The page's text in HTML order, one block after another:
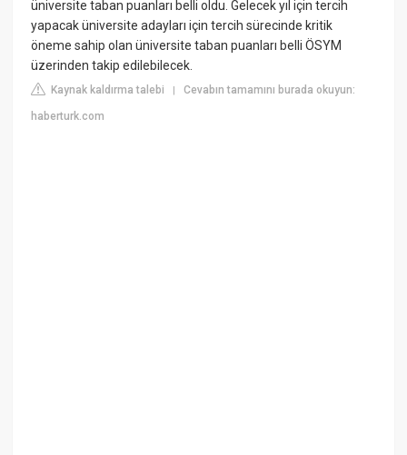
üniversite taban puanları belli oldu. Gelecek yıl için tercih
yapacak üniversite adayları için tercih sürecinde kritik
öneme sahip olan üniversite taban puanları belli ÖSYM
üzerinden takip edilebilecek.
Kaynak kaldırma talebi |Cevabın tamamını burada okuyun:
haberturk.com